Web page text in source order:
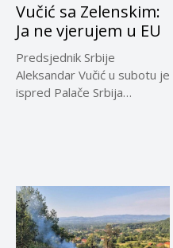
Vučić sa Zelenskim:
Ja ne vjerujem u EU
Predsjednik Srbije
Aleksandar Vučić u subotu je
ispred Palače Srbija